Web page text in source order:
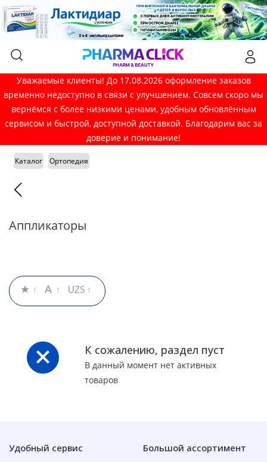
Уважаемые клиенты! До 17.08.2026 оформление заказов
временно недоступно в связи с улучшением. Совсем скоро мы
вернёмся с более низкими ценами, удобным обновлённым
сервисом и быстрой, доступной доставкой. Благодарим вас за
доверие и понимание!
Каталог Ортопедия
Аппликаторы
К сожалению, раздел пуст
В данный момент нет активных
товаров
Удобный сервис Большой ассортимент